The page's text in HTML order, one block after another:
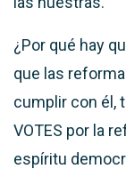
¿Por qué hay
que las
cumplir con él,
VOTES por la
espíritu